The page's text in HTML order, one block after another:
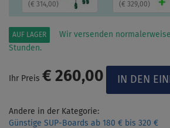
( € 314,00) (€ 329,00)
AUF LAGER
Wir versenden
Stunden.
Ihr Preis € 260,00
Andere in der Kategorie:
Günstige SUP-Boards ab 180 € bis 320 €